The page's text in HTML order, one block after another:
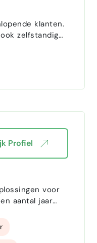
klanten.
zelfstandig
aantal jaar
Profiel